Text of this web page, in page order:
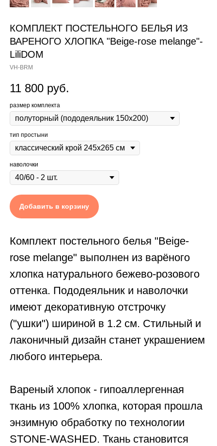
КОМПЛЕКТ ПОСТЕЛЬНОГО БЕЛЬЯ ИЗ
ВАРЕНОГО ХЛОПКА "Beige-rose melange"-
LiliDOM
VH-BRM
11 800 руб.
размер комплекта
тип простыни
наволочки
Добавить в корзину
Комплект постельного белья "Beige-
rose melange" выполнен из варёного
хлопка натурального бежево-розового
оттенка. Пододеяльник и наволочки
имеют декоративную отстрочку
("ушки") шириной в 1.2 см. Стильный и
лаконичный дизайн станет украшением
любого интерьера.
Вареный хлопок - гипоаллергенная
ткань из 100% хлопка, которая прошла
энзимную обработку по технологии
STONE-WASHED. Ткань становится